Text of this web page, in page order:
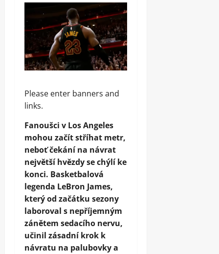
Please enter banners and
links.
Fanoušci v Los Angeles
mohou začít stříhat metr,
neboť čekání na návrat
největší hvězdy se chýlí ke
konci. Basketbalová
legenda LeBron James,
který od začátku sezony
laboroval s nepříjemným
zánětem sedacího nervu,
učinil zásadní krok k
návratu na palubovky a